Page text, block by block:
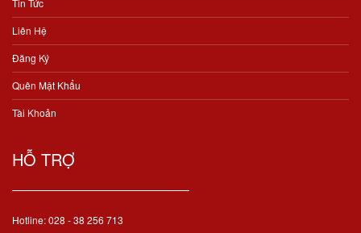
Tin Tức
Liên Hệ
Đăng Ký
Quên Mật Khẩu
Tài Khoản
HỖ TRỢ
Hotline: 028 - 38 256 713